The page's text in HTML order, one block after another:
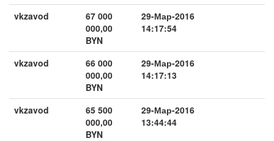
vkzavod
67 000
000,00
BYN
29-Мар-2016
14:17:54
vkzavod
66 000
000,00
BYN
29-Мар-2016
14:17:13
vkzavod
65 500
000,00
BYN
29-Мар-2016
13:44:44